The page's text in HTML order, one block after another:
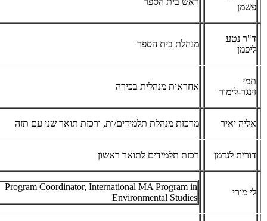
פשמן
ד"ר נטע
ליפמן
מנהלת בית הספר
תמי
זינגר-לימור
אחראית מנהלית בכירה
אליה יאיר מרכזת מנהלת תלמידים/ות, ורכזת תואר שני עם תזה
דורית לנדמן רכזת תלמידים לתואר ראשון
לי מורי
Program Coordinator, International MA Program in
Environmental Studies